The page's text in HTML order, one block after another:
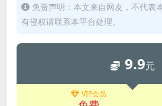
免责声明：本文来自网友，不代表
有侵权请联系本平台处理。
9.9元
VIP会员